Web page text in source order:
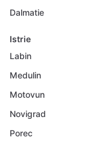
Dalmatie
Istrie
Labin
Medulin
Motovun
Novigrad
Porec